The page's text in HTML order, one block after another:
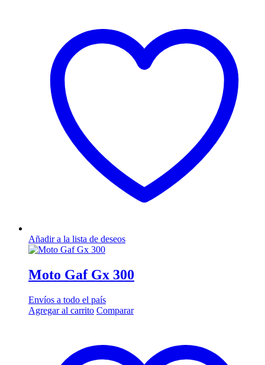
Añadir a la lista de deseos
Moto Gaf Gx 300
Envíos a todo el país
Agregar al carrito Comparar